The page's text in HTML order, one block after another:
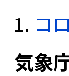
コ
気象